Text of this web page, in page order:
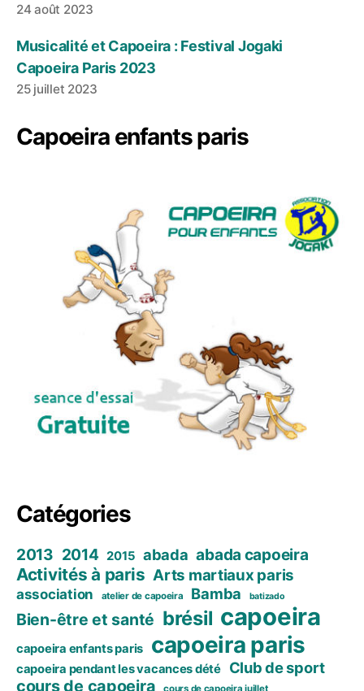
24 août 2023
Musicalité et Capoeira : Festival Jogaki
Capoeira Paris 2023
25 juillet 2023
Capoeira enfants paris
Catégories
2013 2014 2015 abada abada capoeira
Activités à paris Arts martiaux paris
association atelier de capoeira Bamba batizado
Bien-être et santé brésil capoeira
capoeira enfants paris capoeira paris
capoeira pendant les vacances dété Club de sport
cours de capoeira